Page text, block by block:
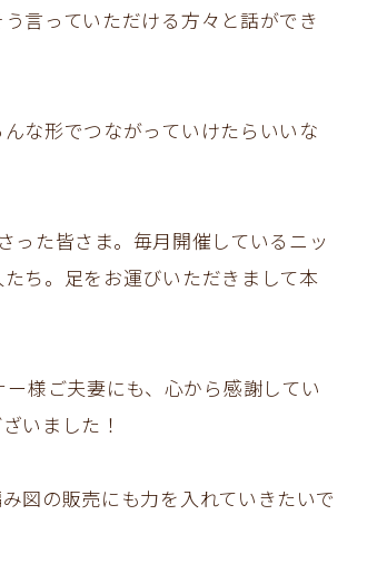
言っていただける方々と話ができ
な形でつながっていけたらいいな
った皆さま。毎月開催しているニッ
ち。足をお運びいただきまして本
ー様ご夫妻にも、心から感謝してい
いました！
図の販売にも力を入れていきたいで